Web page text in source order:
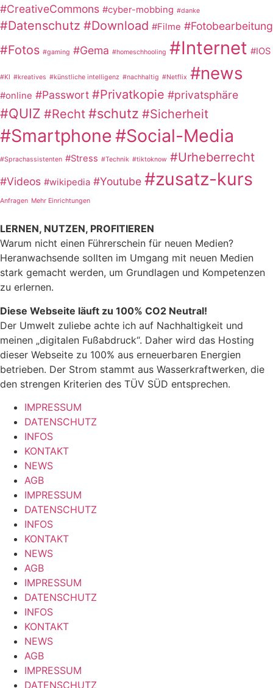
#CreativeCommons #cyber-mobbing #danke
#Datenschutz #Download #Filme #Fotobearbeitung
#Fotos #gaming #Gema #homeschhooling #Internet #IOS
#KI #kreatives #künstliche intelligenz #nachhaltig #Netflix #news
#online #Passwort #Privatkopie #privatsphäre
#QUIZ #Recht #schutz #Sicherheit
#Smartphone#Social-Media
#Sprachassistenten #Stress #Technik #tiktoknow #Urheberrecht
#Videos #wikipedia #Youtube #zusatz-kurs
Anfragen Mehr Einrichtungen
LERNEN, NUTZEN, PROFITIEREN
Warum nicht einen Führerschein für neuen Medien?
Heranwachsende sollten im Umgang mit neuen Medien
stark gemacht werden, um Grundlagen und Kompetenzen
zu erlernen.
Diese Webseite läuft zu 100% CO2 Neutral!
Der Umwelt zuliebe achte ich auf Nachhaltigkeit und
meinen „digitalen Fußabdruck“. Daher wird das Hosting
dieser Webseite zu 100% aus erneuerbaren Energien
betrieben. Der Strom stammt aus Wasserkraftwerken, die
den strengen Kriterien des TÜV SÜD entsprechen.
IMPRESSUM
DATENSCHUTZ
INFOS
KONTAKT
NEWS
AGB
IMPRESSUM
DATENSCHUTZ
INFOS
KONTAKT
NEWS
AGB
IMPRESSUM
DATENSCHUTZ
INFOS
KONTAKT
NEWS
AGB
IMPRESSUM
DATENSCHUTZ